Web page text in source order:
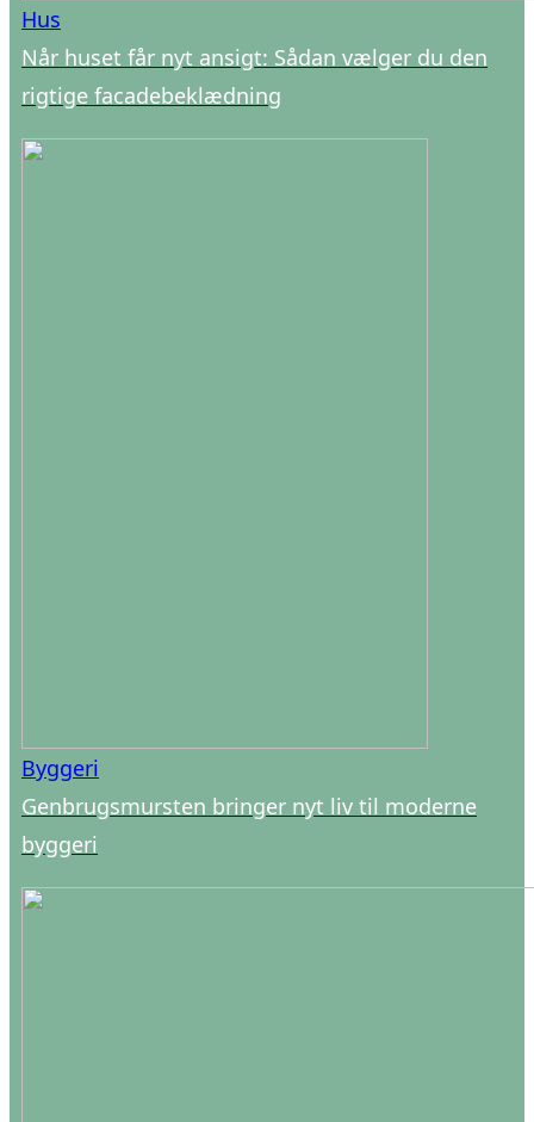
Hus
Når huset får nyt ansigt: Sådan vælger du den
rigtige facadebeklædning
Byggeri
Genbrugsmursten bringer nyt liv til moderne
byggeri